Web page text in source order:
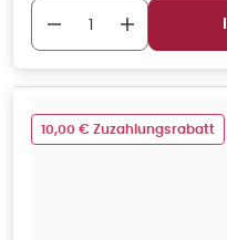
10,00 € Zuzahlungsrabatt